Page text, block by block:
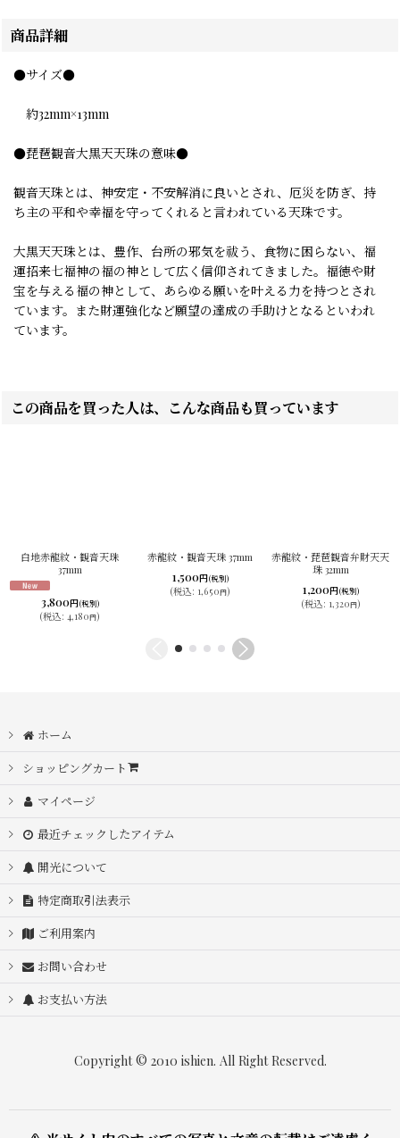
商品詳細
●サイズ●
約32mm×13mm
●琵琶観音大黒天天珠の意味●
観音天珠とは、神安定・不安解消に良いとされ、厄災を防ぎ、持
ち主の平和や幸福を守ってくれると言われている天珠です。
大黒天天珠とは、豊作、台所の邪気を祓う、食物に困らない、福
運招来七福神の福の神として広く信仰されてきました。福徳や財
宝を与える福の神として、あらゆる願いを叶える力を持つとされ
ています。また財運強化など願望の達成の手助けとなるといわれ
ています。
この商品を買った人は、こんな商品も買っています
白地赤龍紋・観音天珠
37mm
3,800円(税別)
(税込: 4,180円)
赤龍紋・観音天珠 37mm
1,500円(税別)
(税込: 1,650円)
赤龍紋・琵琶観音弁財天天
珠 32mm
1,200円(税別)
(税込: 1,320円)
ホーム
ショッピングカート
マイページ
最近チェックしたアイテム
開光について
特定商取引法表示
ご利用案内
お問い合わせ
お支払い方法
Copyright © 2010 ishien. All Right Reserved.